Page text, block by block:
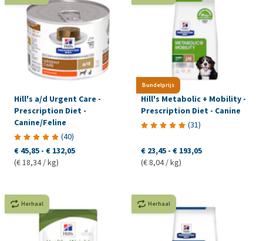
Hill's a/d Urgent Care -
Prescription Diet -
Canine/Feline
(40)
€ 45,85 - € 132,05
(€ 18,34 / kg)
Bundelprijs
Hill's Metabolic + Mobility -
Prescription Diet - Canine
(31)
€ 23,45 - € 193,05
(€ 8,04 / kg)
Herhaal Herhaal